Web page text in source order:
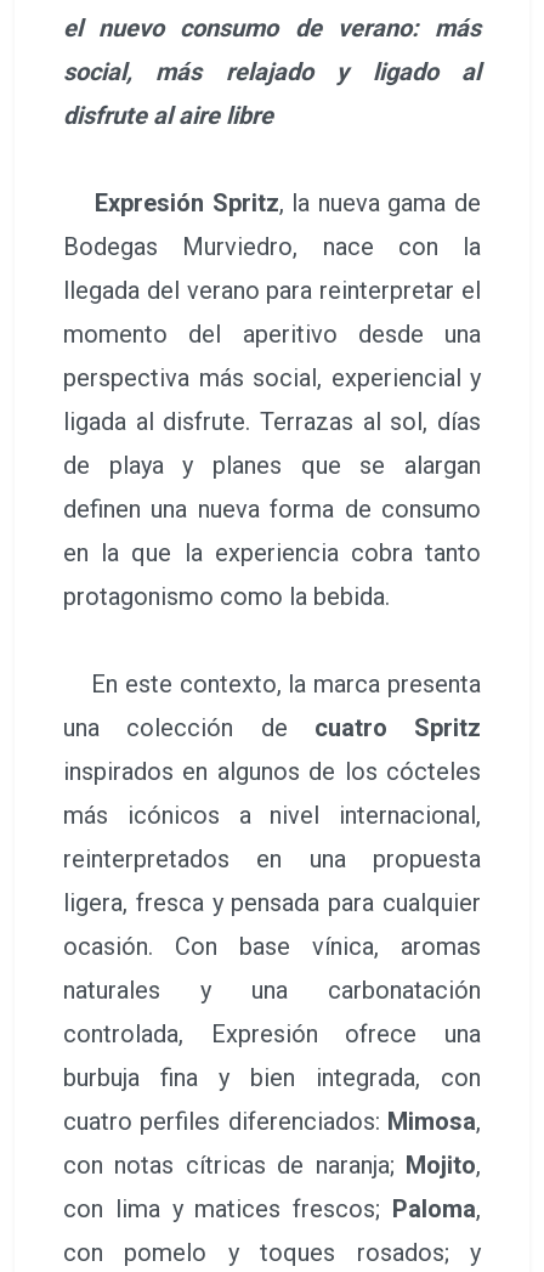
el nuevo consumo de verano: más
social, más relajado y ligado al
disfrute al aire libre
Expresión Spritz, la nueva gama de
Bodegas Murviedro, nace con la
llegada del verano para reinterpretar el
momento del aperitivo desde una
perspectiva más social, experiencial y
ligada al disfrute. Terrazas al sol, días
de playa y planes que se alargan
definen una nueva forma de consumo
en la que la experiencia cobra tanto
protagonismo como la bebida.
En este contexto, la marca presenta
una colección de cuatro Spritz
inspirados en algunos de los cócteles
más icónicos a nivel internacional,
reinterpretados en una propuesta
ligera, fresca y pensada para cualquier
ocasión. Con base vínica, aromas
naturales y una carbonatación
controlada, Expresión ofrece una
burbuja fina y bien integrada, con
cuatro perfiles diferenciados: Mimosa,
con notas cítricas de naranja; Mojito,
con lima y matices frescos; Paloma,
con pomelo y toques rosados; y